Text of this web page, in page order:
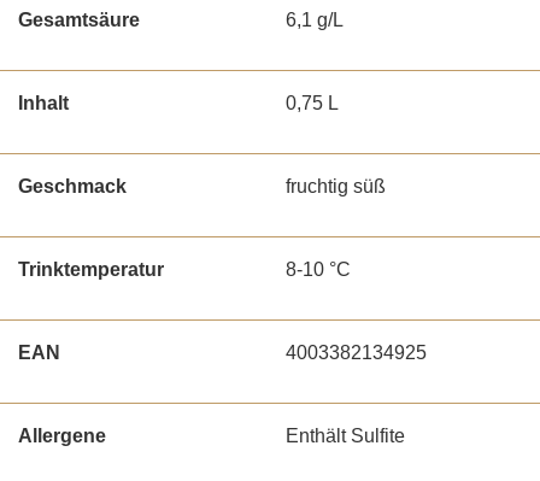
Gesamtsäure 6,1 g/L
Inhalt 0,75 L
Geschmack fruchtig süß
Trinktemperatur 8-10 °C
EAN 4003382134925
Allergene Enthält Sulfite